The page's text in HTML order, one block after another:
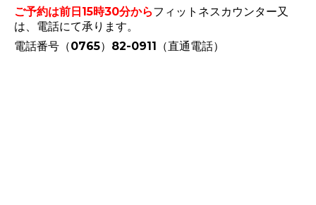
ご予約は前日15時30分からフィットネスカウンター又
は、電話にて承ります。
電話番号（0765）82-0911（直通電話）